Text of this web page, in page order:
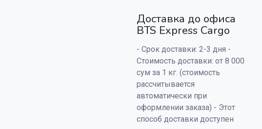
Доставка до офиса
BTS Express Cargo
- Срок доставки: 2-3 дня -
Стоимость доставки: от 8 000
сум за 1 кг. (стоимость
рассчитывается
автоматически при
оформлении заказа) - Этот
способ доставки доступен